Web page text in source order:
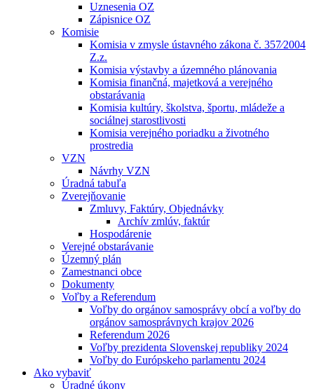
Uznesenia OZ
Zápisnice OZ
Komisie
Komisia v zmysle ústavného zákona č. 357⁄2004
Z.z.
Komisia výstavby a územného plánovania
Komisia finančná, majetková a verejného
obstarávania
Komisia kultúry, školstva, športu, mládeže a
sociálnej starostlivosti
Komisia verejného poriadku a životného
prostredia
VZN
Návrhy VZN
Úradná tabuľa
Zverejňovanie
Zmluvy, Faktúry, Objednávky
Archív zmlúv, faktúr
Hospodárenie
Verejné obstarávanie
Územný plán
Zamestnanci obce
Dokumenty
Voľby a Referendum
Voľby do orgánov samosprávy obcí a voľby do
orgánov samosprávnych krajov 2026
Referendum 2026
Voľby prezidenta Slovenskej republiky 2024
Voľby do Európskeho parlamentu 2024
Ako vybaviť
Úradné úkony